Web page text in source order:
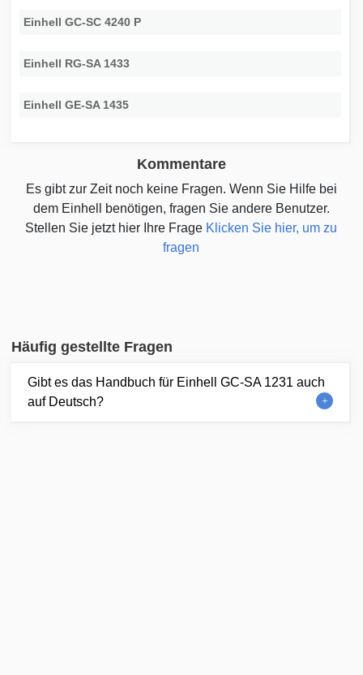
Einhell GC-SC 4240 P
Einhell RG-SA 1433
Einhell GE-SA 1435
Kommentare
Es gibt zur Zeit noch keine Fragen. Wenn Sie Hilfe bei
dem Einhell benötigen, fragen Sie andere Benutzer.
Stellen Sie jetzt hier Ihre Frage Klicken Sie hier, um zu
fragen
Häufig gestellte Fragen
Gibt es das Handbuch für Einhell GC-SA 1231 auch
auf Deutsch?